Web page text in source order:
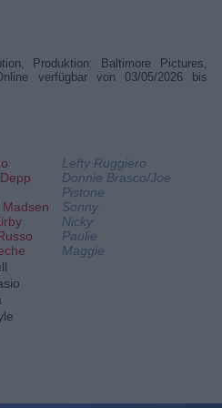
Produktion: Baltimore Pictures,
verfügbar von 03/05/2026 bis
Lefty Ruggiero
Donnie Brasco/Joe
Pistone
Sonny
Nicky
Paulie
Maggie